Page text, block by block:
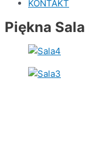
KONTAKT
Piękna